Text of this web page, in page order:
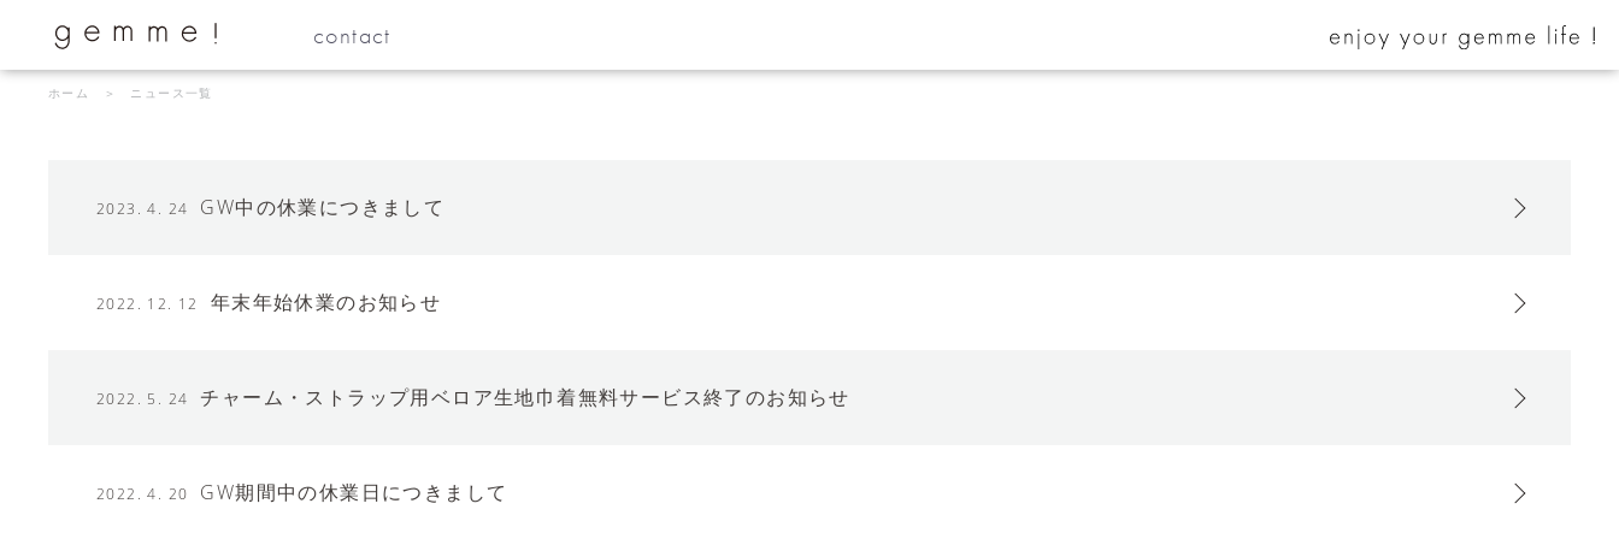
contact
ホーム ＞ ニュース一覧
2023. 4. 24 GW中の休業につきまして
2022. 12. 12 年末年始休業のお知らせ
2022. 5. 24 チャーム・ストラップ用ベロア生地巾着無料サービス終了のお知らせ
2022. 4. 20 GW期間中の休業日につきまして